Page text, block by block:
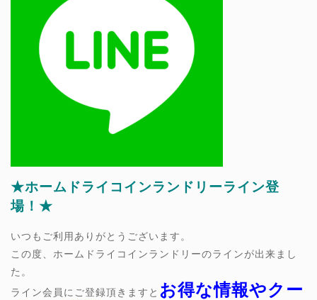
★ホームドライコインランドリーライン登
場！★
いつもご利用ありがとうございます。
この度、ホームドライコインランドリーのラインが出来まし
た。
ライン会員にご登録頂きますと お得な情報やクー